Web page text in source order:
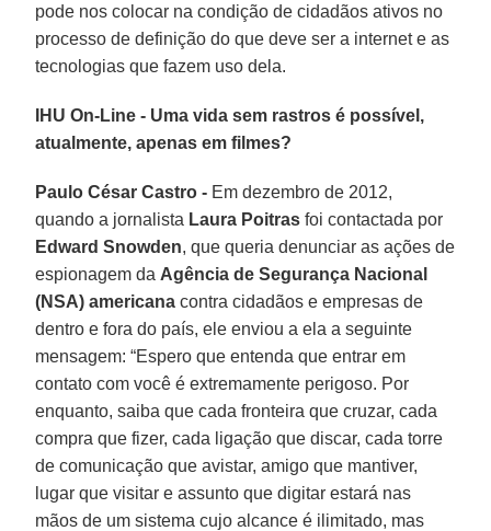
pode nos colocar na condição de cidadãos ativos no
processo de definição do que deve ser a internet e as
tecnologias que fazem uso dela.
IHU On-Line - Uma vida sem rastros é possível,
atualmente, apenas em filmes?
Paulo César Castro - Em dezembro de 2012,
quando a jornalista Laura Poitras foi contactada por
Edward Snowden, que queria denunciar as ações de
espionagem da Agência de Segurança Nacional
(NSA) americana contra cidadãos e empresas de
dentro e fora do país, ele enviou a ela a seguinte
mensagem: “Espero que entenda que entrar em
contato com você é extremamente perigoso. Por
enquanto, saiba que cada fronteira que cruzar, cada
compra que fizer, cada ligação que discar, cada torre
de comunicação que avistar, amigo que mantiver,
lugar que visitar e assunto que digitar estará nas
mãos de um sistema cujo alcance é ilimitado, mas